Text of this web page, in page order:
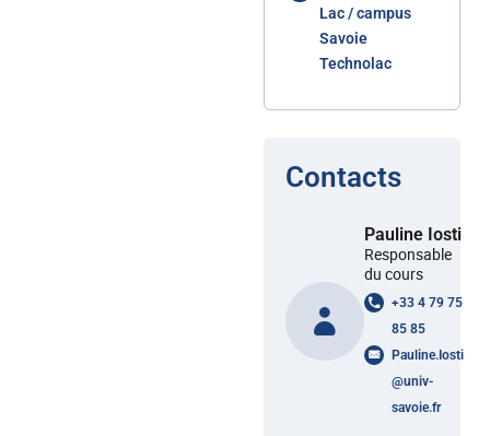
Lac / campus
Savoie
Technolac
Contacts
Pauline Iosti
Responsable
du cours
+33 4 79 75
85 85
Pauline.Iosti
@univ-
savoie.fr